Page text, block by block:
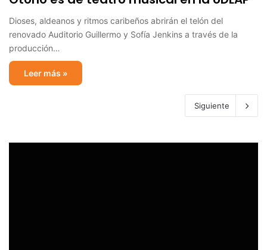
Dioses, aldeanos y ritmos caribeños abrirán el telón del
renovado Auditorio Guillermo y Sofía Jenkins a través de la
producción…
Leer más »
Siguiente